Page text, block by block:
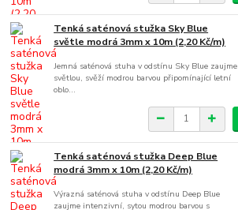
Tenká saténová stužka Sky Blue
světle modrá 3mm x 10m (2,20 Kč/m)
Jemná saténová stuha v odstínu Sky Blue zaujme
světlou, svěží modrou barvou připomínající letní
oblo...
Tenká saténová stužka Deep Blue
modrá 3mm x 10m (2,20 Kč/m)
Výrazná saténová stuha v odstínu Deep Blue
zaujme intenzivní, sytou modrou barvou s